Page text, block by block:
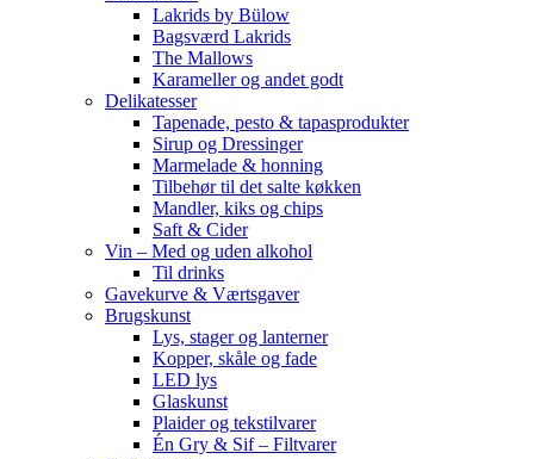
Lakrids by Bülow
Bagsværd Lakrids
The Mallows
Karameller og andet godt
Delikatesser
Tapenade, pesto & tapasprodukter
Sirup og Dressinger
Marmelade & honning
Tilbehør til det salte køkken
Mandler, kiks og chips
Saft & Cider
Vin – Med og uden alkohol
Til drinks
Gavekurve & Værtsgaver
Brugskunst
Lys, stager og lanterner
Kopper, skåle og fade
LED lys
Glaskunst
Plaider og tekstilvarer
Én Gry & Sif – Filtvarer